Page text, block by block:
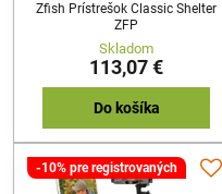
Zfish Prístrešok Classic Shelter
ZFP
Skladom
113,07 €
Do košíka
-10% pre registrovaných